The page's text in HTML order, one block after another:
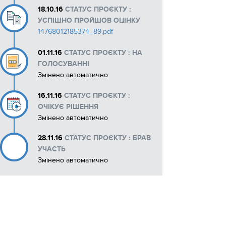
Макети рекламних матеріалів
18.10.16 СТАТУС ПРОЄКТУ :
УСПІШНО ПРОЙШОВ ОЦІНКУ
14768012185374_89.pdf
01.11.16 СТАТУС ПРОЄКТУ : НА
ГОЛОСУВАННІ
Змінено автоматично
16.11.16 СТАТУС ПРОЄКТУ :
ОЧІКУЄ РІШЕННЯ
Змінено автоматично
28.11.16 СТАТУС ПРОЄКТУ : БРАВ
УЧАСТЬ
Змінено автоматично